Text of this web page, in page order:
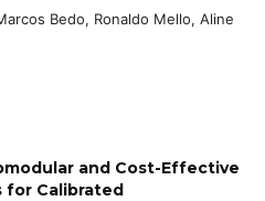
Bedo, Ronaldo Mello, Aline
and Cost-Effective
for Calibrated